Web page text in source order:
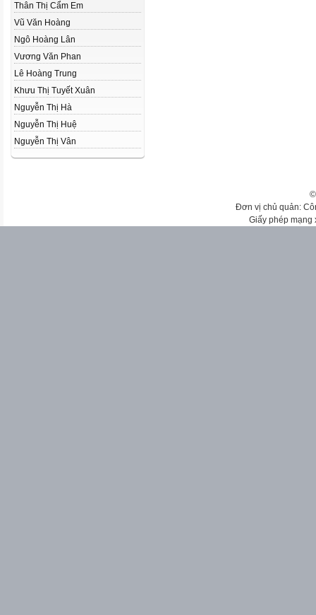
Thân Thị Cẩm Em
Vũ Văn Hoàng
Ngô Hoàng Lân
Vương Văn Phan
Lê Hoàng Trung
Khưu Thị Tuyết Xuân
Nguyễn Thị Hà
Nguyễn Thị Huệ
Nguyễn Thị Vân
Đơn vị chủ quản:
Giấy phép mạng